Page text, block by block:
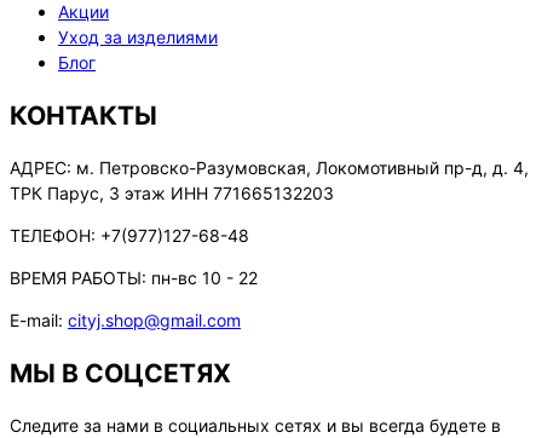
Акции
Уход за изделиями
Блог
КОНТАКТЫ
АДРЕС: м. Петровско-Разумовская, Локомотивный пр-д, д. 4,
ТРК Парус, 3 этаж ИНН 771665132203
ТЕЛЕФОН: +7(977)127-68-48
ВРЕМЯ РАБОТЫ: пн-вс 10 - 22
E-mail: cityj.shop@gmail.com
МЫ В СОЦСЕТЯХ
Следите за нами в социальных сетях и вы всегда будете в